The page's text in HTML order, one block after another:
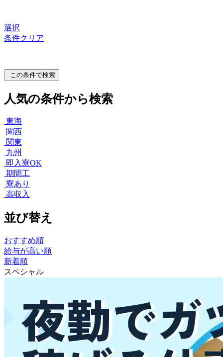
選択
条件クリア
この条件で検索
人気の条件から検索
東海
関西
関東
九州
即入寮OK
期間工
寮あり
高収入
並び替え
おすすめ順
給与が高い順
新着順
スペシャル